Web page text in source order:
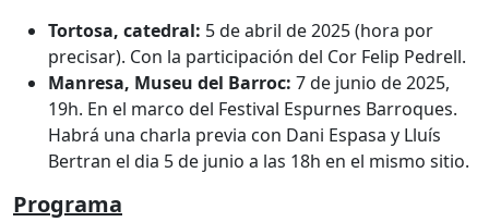
Tortosa, catedral: 5 de abril de 2025 (hora por
precisar). Con la participación del Cor Felip Pedrell.
Manresa, Museu del Barroc: 7 de junio de 2025,
19h. En el marco del Festival Espurnes Barroques.
Habrá una charla previa con Dani Espasa y Lluís
Bertran el dia 5 de junio a las 18h en el mismo sitio.
Programa